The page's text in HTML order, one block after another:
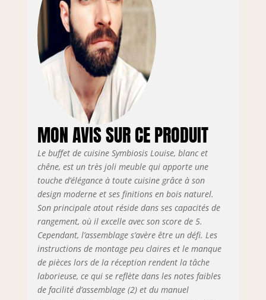
MON AVIS SUR CE PRODUIT
Le buffet de cuisine Symbiosis Louise, blanc et
chêne, est un très joli meuble qui apporte une
touche d’élégance à toute cuisine grâce à son
design moderne et ses finitions en bois naturel.
Son principale atout réside dans ses capacités de
rangement, où il excelle avec son score de 5.
Cependant, l’assemblage s’avère être un défi. Les
instructions de montage peu claires et le manque
de pièces lors de la réception rendent la tâche
laborieuse, ce qui se reflète dans les notes faibles
de facilité d’assemblage (2) et du manuel